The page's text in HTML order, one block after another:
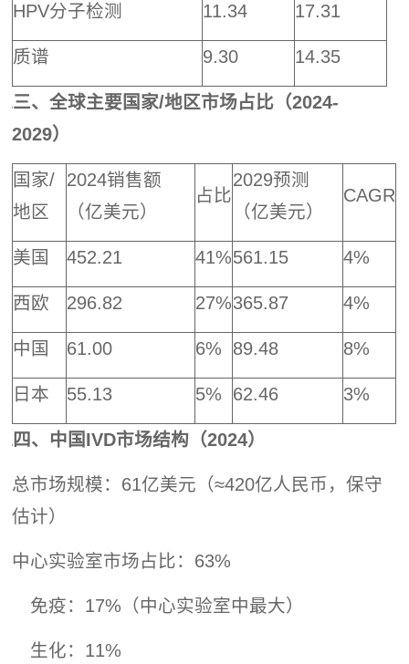
HPV分子检测 11.34 17.31
质谱 9.30 14.35
三、全球主要国家/地区市场占比（2024-
2029）
国家/
地区
2024销售额
（亿美元）
占比
2029预测
（亿美元）
CAGR
美国 452.21 41%561.15 4%
西欧 296.82 27%365.87 4%
中国 61.00 6% 89.48 8%
日本 55.13 5% 62.46 3%
四、中国IVD市场结构（2024）
总市场规模：61亿美元（≈420亿人民币，保守
估计）
中心实验室市场占比：63%
免疫：17%（中心实验室中最大）
生化：11%